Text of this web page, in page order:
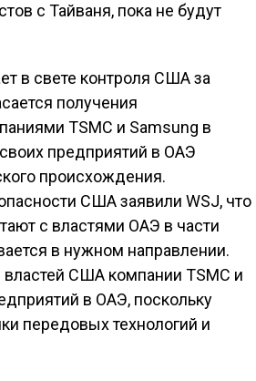
с Тайваня, пока не будут
в свете контроля США за
получения
TSMC и Samsung в
предприятий в ОАЭ
происхождения.
США заявили WSJ, что
с властями ОАЭ в части
в нужном направлении.
властей США компании TSMC и
в ОАЭ, поскольку
передовых технологий и